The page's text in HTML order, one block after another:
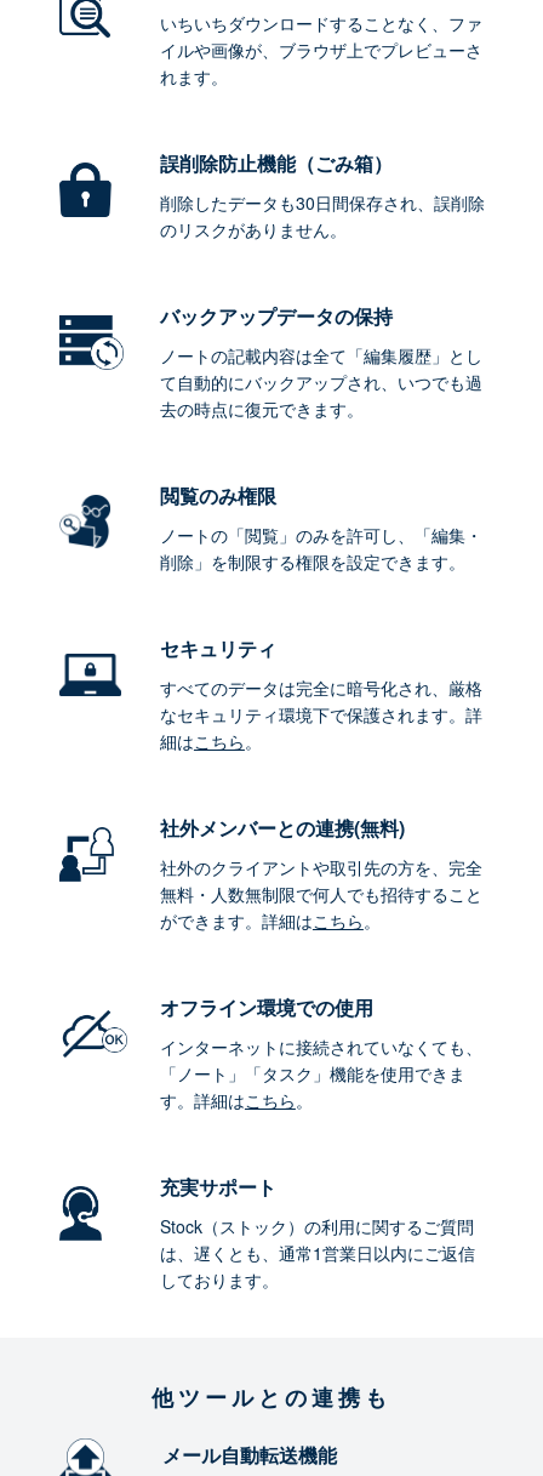
いちいちダウンロードすることなく、ファ
イルや画像が、ブラウザ上でプレビューさ
れます。
誤削除防止機能（ごみ箱）
削除したデータも30日間保存され、誤削除
のリスクがありません。
バックアップデータの保持
ノートの記載内容は全て「編集履歴」とし
て自動的にバックアップされ、いつでも過
去の時点に復元できます。
閲覧のみ権限
ノートの「閲覧」のみを許可し、「編集・
削除」を制限する権限を設定できます。
セキュリティ
すべてのデータは完全に暗号化され、厳格
なセキュリティ環境下で保護されます。詳
細はこちら。
社外メンバーとの連携(無料)
社外のクライアントや取引先の方を、完全
無料・人数無制限で何人でも招待すること
ができます。詳細はこちら。
オフライン環境での使用
インターネットに接続されていなくても、
「ノート」「タスク」機能を使用できま
す。詳細はこちら。
充実サポート
Stock（ストック）の利用に関するご質問
は、遅くとも、通常1営業日以内にご返信
しております。
他ツールとの連携も
メール自動転送機能